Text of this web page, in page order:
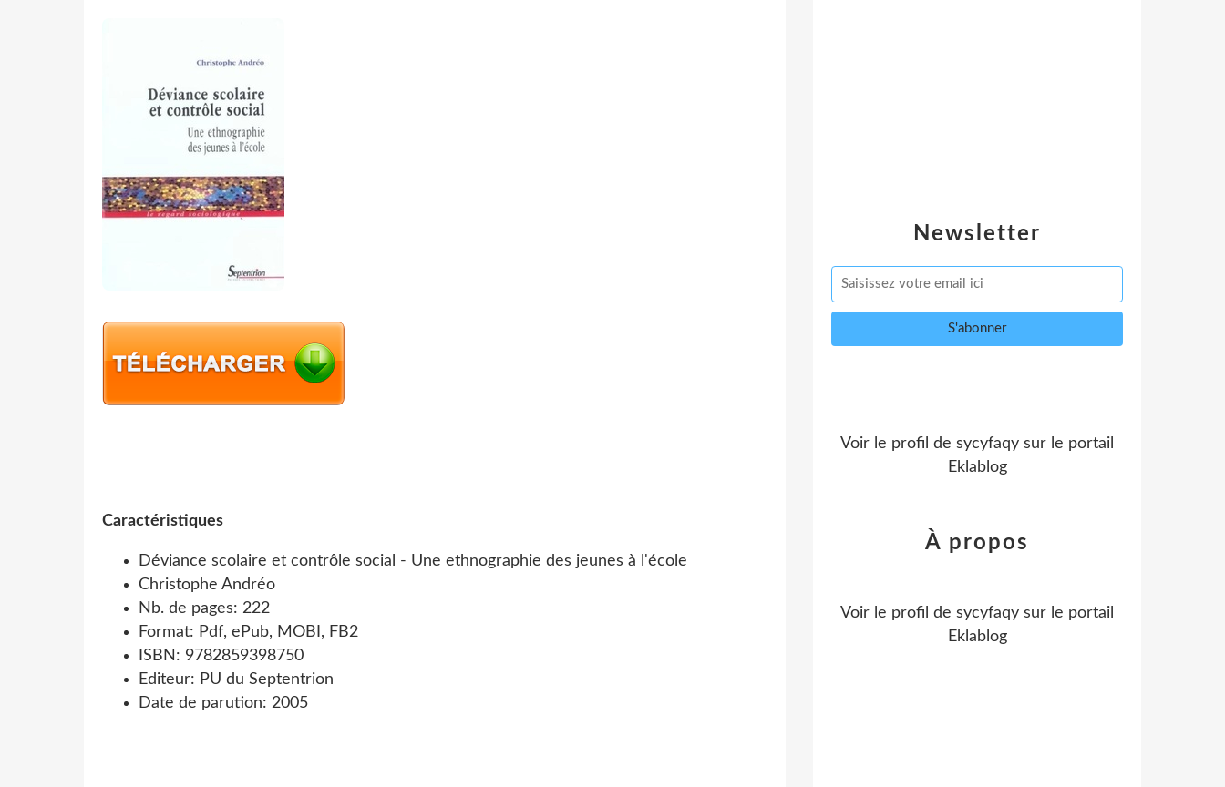
Caractéristiques
Déviance scolaire et contrôle social - Une ethnographie des jeunes à l'école
Christophe Andréo
Nb. de pages: 222
Format: Pdf, ePub, MOBI, FB2
ISBN: 9782859398750
Editeur: PU du Septentrion
Date de parution: 2005
Newsletter
Voir le profil de sycyfaqy sur le portail
Eklablog
À propos
Voir le profil de sycyfaqy sur le portail
Eklablog